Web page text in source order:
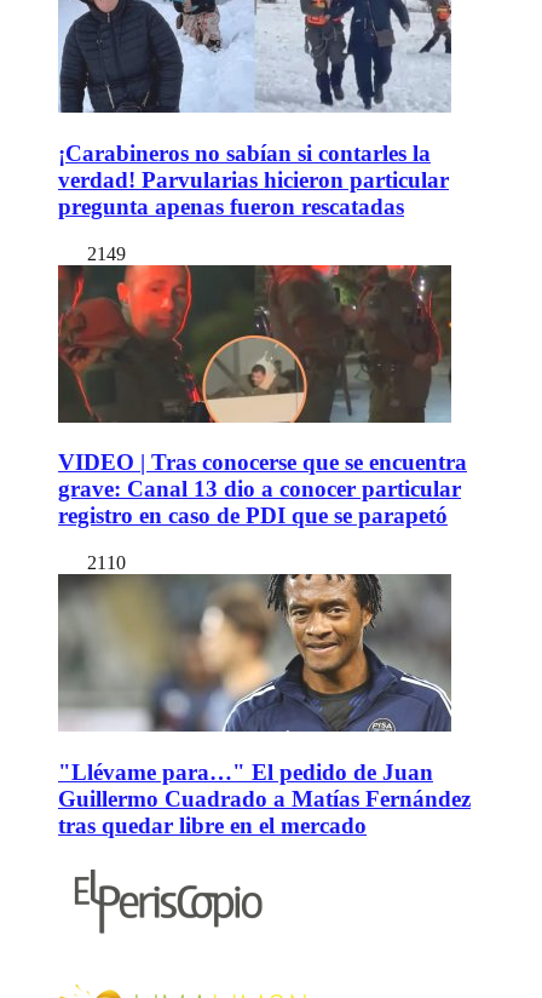
¡Carabineros no sabían si contarles la
verdad! Parvularias hicieron particular
pregunta apenas fueron rescatadas
2149
VIDEO | Tras conocerse que se encuentra
grave: Canal 13 dio a conocer particular
registro en caso de PDI que se parapetó
2110
"Llévame para…" El pedido de Juan
Guillermo Cuadrado a Matías Fernández
tras quedar libre en el mercado